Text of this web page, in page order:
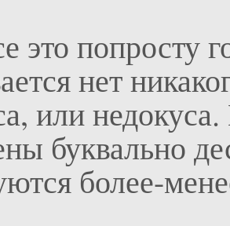
это
нет
или
буквально
более-